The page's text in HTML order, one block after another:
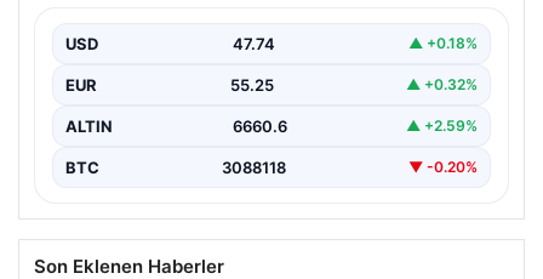
USD 47.74 ▲ +0.18%
EUR 55.25 ▲ +0.32%
ALTIN 6660.6 ▲ +2.59%
BTC 3088118 ▼ -0.20%
Son Eklenen Haberler